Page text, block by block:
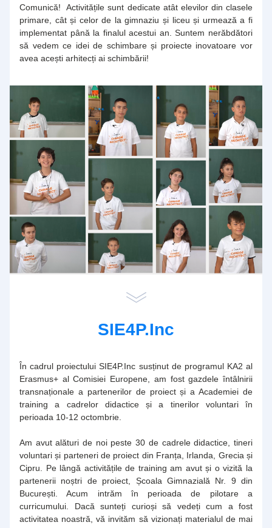
Comunică!  Activitățile sunt dedicate atât elevilor din clasele
primare, cât și celor de la gimnaziu și liceu și urmează a fi
implementat până la finalul acestui an. Suntem nerăbdători
să vedem ce idei de schimbare și proiecte inovatoare vor
avea acești arhitecți ai schimbării!
SIE4P.Inc
În cadrul proiectului SIE4P.Inc susținut de programul KA2 al
Erasmus+ al Comisiei Europene, am fost gazdele întâlnirii
transnaționale a partenerilor de proiect și a Academiei de
training a cadrelor didactice și a tinerilor voluntari în
perioada 10-12 octombrie.
Am avut alături de noi peste 30 de cadrele didactice, tineri
voluntari și parteneri de proiect din Franța, Irlanda, Grecia și
Cipru. Pe lângă activitățile de training am avut și o vizită la
partenerii noștri de proiect, Școala Gimnazială Nr. 9 din
București. Acum intrăm în perioada de pilotare a
curricumului. Dacă sunteți curioși să vedeți cum a fost
activitatea noastră, vă invităm să vizionați materialul de mai